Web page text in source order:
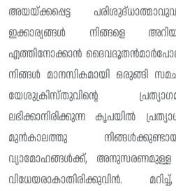
അയയ്ക്കപ്പെട്ട
ഇക്കാര്യങ്ങൾ നിങ്ങളെ
എത്തിനോക്കാൻ
നിങ്ങൾ മാനസികമായി ഒരുങ്ങി
യേശുക്രിസ്‌തുവിന്റെ
ലഭിക്കാനിരിക്കുന്ന കൃപയിൽ
മുൻകാലത്തു
വ്യാമോഹങ്ങൾക്ക്, അനുസരണമുള്ള
വിധേയരാകാതിരിക്കുവിൻ.